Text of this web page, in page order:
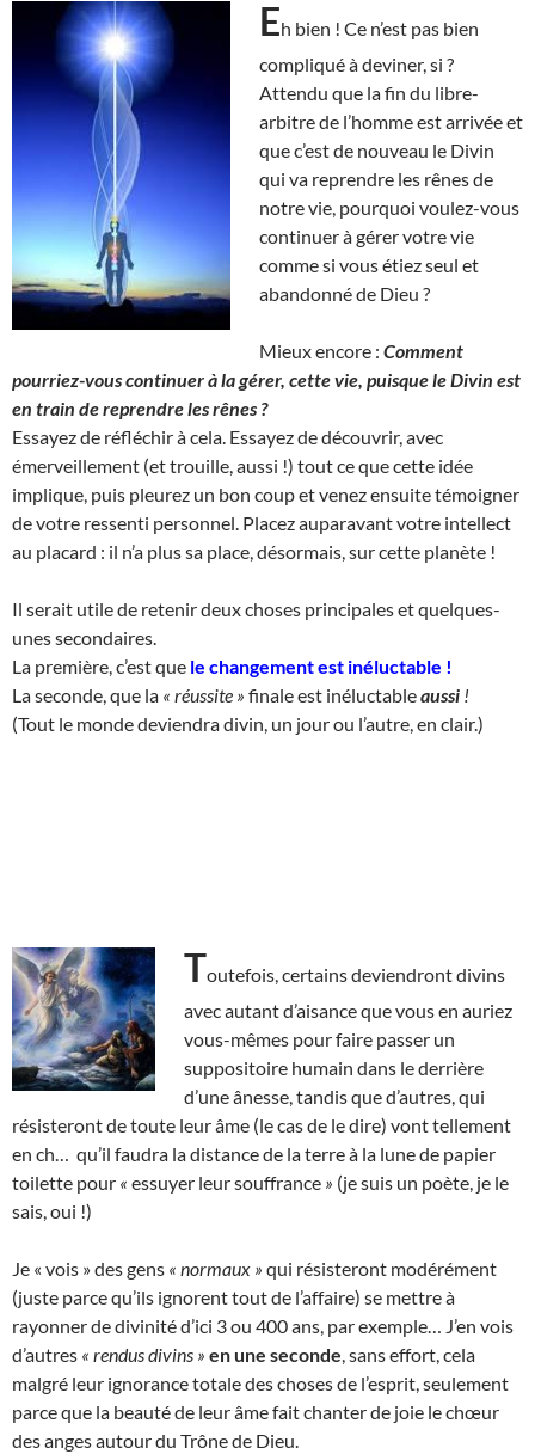
Eh bien ! Ce n’est pas bien
compliqué à deviner, si ?
Attendu que la fin du libre-
arbitre de l’homme est arrivée et
que c’est de nouveau le Divin
qui va reprendre les rênes de
notre vie, pourquoi voulez-vous
continuer à gérer votre vie
comme si vous étiez seul et
abandonné de Dieu ?
Mieux encore : Comment
pourriez-vous continuer à la gérer, cette vie, puisque le Divin est
en train de reprendre les rênes ?
Essayez de réfléchir à cela. Essayez de découvrir, avec
émerveillement (et trouille, aussi !) tout ce que cette idée
implique, puis pleurez un bon coup et venez ensuite témoigner
de votre ressenti personnel. Placez auparavant votre intellect
au placard : il n’a plus sa place, désormais, sur cette planète !
Il serait utile de retenir deux choses principales et quelques-
unes secondaires.
La première, c’est que le changement est inéluctable !
La seconde, que la « réussite » finale est inéluctableaussi !
(Tout le monde deviendra divin, un jour ou l’autre, en clair.)
Toutefois, certains deviendront divins
avec autant d’aisance que vous en auriez
vous-mêmes pour faire passer un
suppositoire humain dans le derrière
d’une ânesse, tandis que d’autres, qui
résisteront de toute leur âme (le cas de le dire) vont tellement
en ch… qu’il faudra la distance de la terre à la lune de papier
toilette pour « essuyer leur souffrance » (je suis un poète, je le
sais, oui !)
Je « vois » des gens « normaux » qui résisteront modérément
(juste parce qu’ils ignorent tout de l’affaire) se mettre à
rayonner de divinité d’ici 3 ou 400 ans, par exemple… J’en vois
d’autres « rendus divins » en une seconde , sans effort, cela
malgré leur ignorance totale des choses de l’esprit, seulement
parce que la beauté de leur âme fait chanter de joie le chœur
des anges autour du Trône de Dieu.